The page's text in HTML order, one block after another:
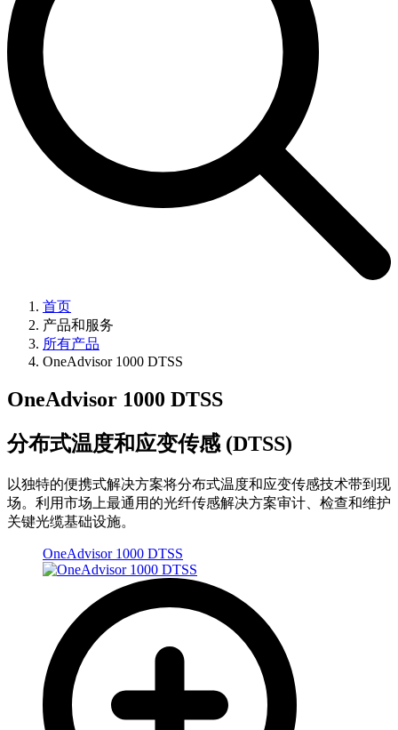
首页
产品和服务
所有产品
OneAdvisor 1000 DTSS
OneAdvisor 1000 DTSS
分布式温度和应变传感 (DTSS)
以独特的便携式解决方案将分布式温度和应变传感技术带到现
场。利用市场上最通用的光纤传感解决方案审计、检查和维护
关键光缆基础设施。
OneAdvisor 1000 DTSS